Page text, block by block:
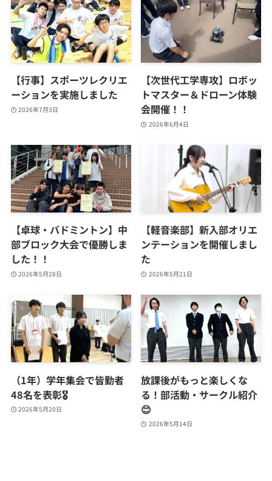
【行事】スポーツレクリエ
ーションを実施しました
2026年7月3日
【次世代工学専攻】ロボッ
トマスター＆ドローン体験
会開催！！
2026年6月4日
【卓球・バドミントン】中
部ブロック大会で優勝しま
した！！
2026年5月28日
【軽音楽部】新入部オリエ
ンテーションを開催しまし
た
2026年5月21日
（1年）学年集会で皆勤者
48名を表彰🎖️
2026年5月20日
放課後がもっと楽しくな
る！部活動・サークル紹介
😊
2026年5月14日